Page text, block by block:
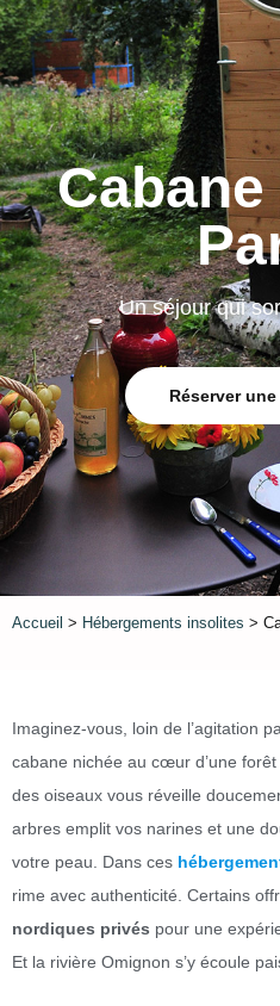
Un séjour qui
Réserver
Accueil > Hébergements insolites >
Imaginez-vous, loin de l’agitation
cabane nichée au cœur d’une
des oiseaux vous réveille
arbres emplit vos narines et une
votre peau. Dans ces
rime avec authenticité. Certains
nordiques privés pour une
Et la rivière Omignon s’y écoule